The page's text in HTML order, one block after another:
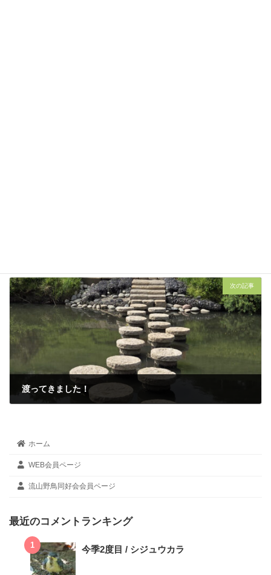
次の記事
渡ってきました！
ホーム
WEB会員ページ
流山野鳥同好会会員ページ
最近のコメントランキング
今季2度目 / シジュウカラ